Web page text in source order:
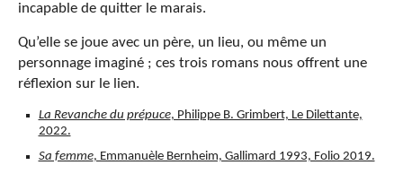
incapable de quitter le marais.
Qu’elle se joue avec un père, un lieu, ou même un
personnage imaginé ; ces trois romans nous offrent une
réflexion sur le lien.
La Revanche du prépuce, Philippe B. Grimbert, Le Dilettante,
2022.
Sa femme, Emmanuèle Bernheim, Gallimard 1993, Folio 2019.